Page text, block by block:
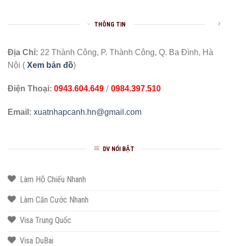
THÔNG TIN
Địa Chỉ: 22 Thành Công, P. Thành Công, Q. Ba Đình, Hà
Nội ( Xem bản đồ)
Điện Thoại: 0943.604.649 / 0984.397.510
Email: xuatnhapcanh.hn@gmail.com
DV NỔI BẬT
Làm Hộ Chiếu Nhanh
Làm Căn Cước Nhanh
Visa Trung Quốc
Visa DuBai